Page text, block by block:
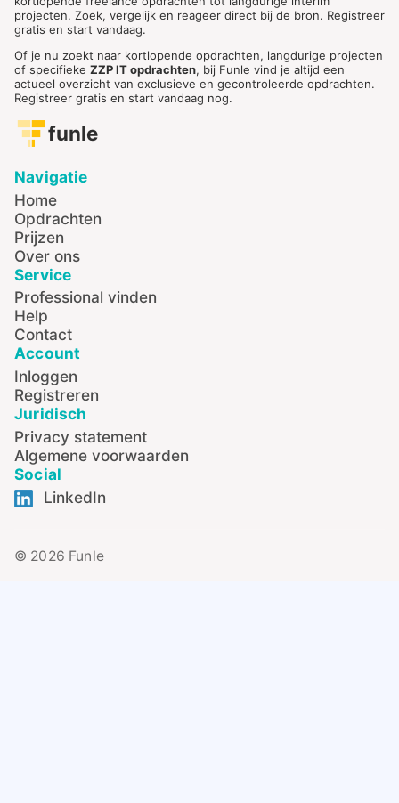
projecten. Zoek, vergelijk en reageer direct bij de bron. Registreer
gratis en start vandaag.
Of je nu zoekt naar kortlopende opdrachten, langdurige projecten
of specifieke ZZP IT opdrachten, bij Funle vind je altijd een
actueel overzicht van exclusieve en gecontroleerde opdrachten.
Registreer gratis en start vandaag nog.
funle
Navigatie
Home
Opdrachten
Prijzen
Over ons
Service
Professional vinden
Help
Contact
Account
Inloggen
Registreren
Juridisch
Privacy statement
Algemene voorwaarden
Social
LinkedIn
© 2026 Funle